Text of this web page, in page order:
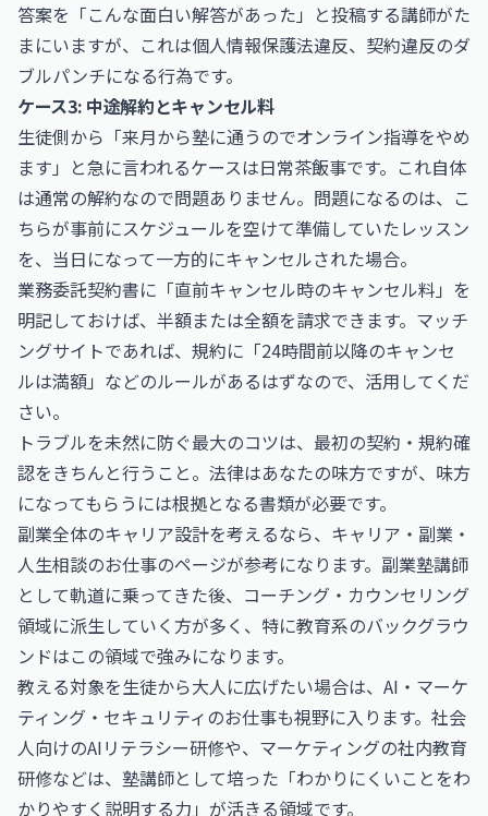
答案を「こんな面白い解答があった」と投稿する講師がた
まにいますが、これは個人情報保護法違反、契約違反のダ
ブルパンチになる行為です。
ケース3: 中途解約とキャンセル料
生徒側から「来月から塾に通うのでオンライン指導をやめ
ます」と急に言われるケースは日常茶飯事です。これ自体
は通常の解約なので問題ありません。問題になるのは、こ
ちらが事前にスケジュールを空けて準備していたレッスン
を、当日になって一方的にキャンセルされた場合。
業務委託契約書に「直前キャンセル時のキャンセル料」を
明記しておけば、半額または全額を請求できます。マッチ
ングサイトであれば、規約に「24時間前以降のキャンセ
ルは満額」などのルールがあるはずなので、活用してくだ
さい。
トラブルを未然に防ぐ最大のコツは、最初の契約・規約確
認をきちんと行うこと。法律はあなたの味方ですが、味方
になってもらうには根拠となる書類が必要です。
副業全体のキャリア設計を考えるなら、 キャリア・副業・
人生相談のお仕事のページが参考になります。副業塾講師
として軌道に乗ってきた後、コーチング・カウンセリング
領域に派生していく方が多く、特に教育系のバックグラウ
ンドはこの領域で強みになります。
教える対象を生徒から大人に広げたい場合は、 AI・マーケ
ティング・セキュリティのお仕事も視野に入ります。社会
人向けのAIリテラシー研修や、マーケティングの社内教育
研修などは、塾講師として培った「わかりにくいことをわ
かりやすく説明する力」が活きる領域です。